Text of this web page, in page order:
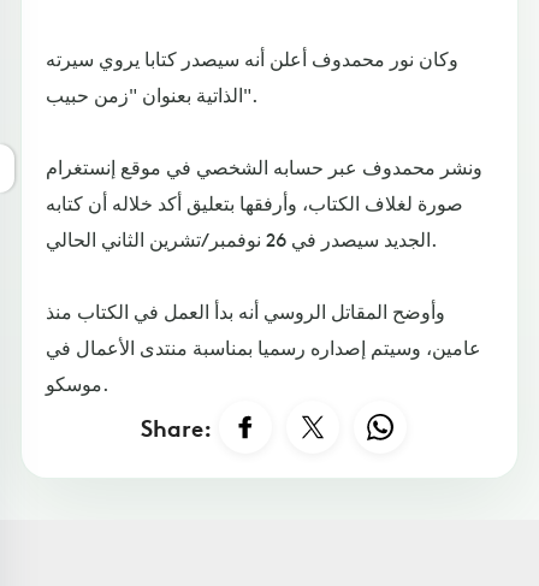
وكان نور محمدوف أعلن أنه سيصدر كتابا يروي سيرته
الذاتية بعنوان "زمن حبيب".
ونشر محمدوف عبر حسابه الشخصي في موقع إنستغرام
صورة لغلاف الكتاب، وأرفقها بتعليق أكد خلاله أن كتابه
الجديد سيصدر في 26 نوفمبر/تشرين الثاني الحالي.
وأوضح المقاتل الروسي أنه بدأ العمل في الكتاب منذ
عامين، وسيتم إصداره رسميا بمناسبة منتدى الأعمال في
موسكو.
Share: